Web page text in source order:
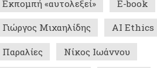
Hawzhin Azeez
Αθλητισμός